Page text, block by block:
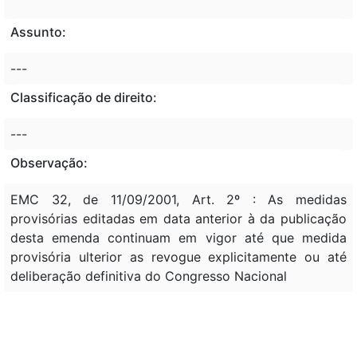
Assunto:
---
Classificação de direito:
---
Observação:
EMC 32, de 11/09/2001, Art. 2º : As medidas
provisórias editadas em data anterior à da publicação
desta emenda continuam em vigor até que medida
provisória ulterior as revogue explicitamente ou até
deliberação definitiva do Congresso Nacional